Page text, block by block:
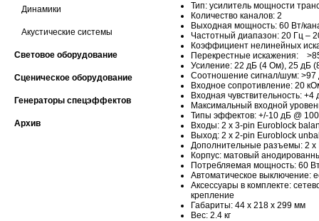
Динамики
Акустические системы
Световое оборудование
Сценическое оборудование
Генераторы спецэффектов
Архив
Тип: усилитель мощности
Количество каналов: 2
Выходная мощность: 60 Вт/
Частотный диапазон: 20 Гц –
Коэффициент нелинейных
Перекрестные искажения:
Усиление: 22 дБ (4 Ом), 25 дБ
Соотношение сигнал/шум: >97
Входное сопротивление: 20
Входная чувствительность:
Максимальный входной
Типы эффектов: +/-10 дБ @
Входы: 2 x 3-pin Euroblock
Выход: 2 x 2-pin Euroblock
Дополнительные разъемы: 2 x
Корпус: матовый
Потребляемая мощность: 60
Автоматическое выключение:
Аксессуары в комплекте:
крепление
Габариты: 44 x 218 x 299 мм
Вес: 2.4 кг